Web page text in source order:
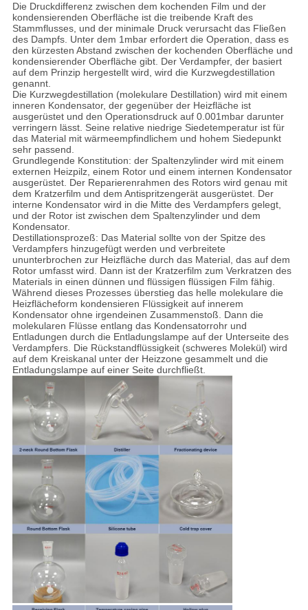
Die Druckdifferenz zwischen dem kochenden Film und der
kondensierenden Oberfläche ist die treibende Kraft des
Stammflusses, und der minimale Druck verursacht das Fließen
des Dampfs. Unter dem 1mbar erfordert die Operation, dass es
den kürzesten Abstand zwischen der kochenden Oberfläche und
kondensierender Oberfläche gibt. Der Verdampfer, der basiert
auf dem Prinzip hergestellt wird, wird die Kurzwegdestillation
genannt.
Die Kurzwegdestillation (molekulare Destillation) wird mit einem
inneren Kondensator, der gegenüber der Heizfläche ist
ausgerüstet und den Operationsdruck auf 0.001mbar darunter
verringern lässt. Seine relative niedrige Siedetemperatur ist für
das Material mit wärmeempfindlichem und hohem Siedepunkt
sehr passend.
Grundlegende Konstitution: der Spaltenzylinder wird mit einem
externen Heizpilz, einem Rotor und einem internen Kondensator
ausgerüstet. Der Reparierenrahmen des Rotors wird genau mit
dem Kratzerfilm und dem Antispritzengerät ausgerüstet. Der
interne Kondensator wird in die Mitte des Verdampfers gelegt,
und der Rotor ist zwischen dem Spaltenzylinder und dem
Kondensator.
Destillationsprozeß: Das Material sollte von der Spitze des
Verdampfers hinzugefügt werden und verbreitete
ununterbrochen zur Heizfläche durch das Material, das auf dem
Rotor umfasst wird. Dann ist der Kratzerfilm zum Verkratzen des
Materials in einen dünnen und flüssigen flüssigen Film fähig.
Während dieses Prozesses überstieg das helle molekulare die
Heizflächeform kondensieren Flüssigkeit auf innerem
Kondensator ohne irgendeinen Zusammenstoß. Dann die
molekularen Flüsse entlang das Kondensatorrohr und
Entladungen durch die Entladungslampe auf der Unterseite des
Verdampfers. Die Rückstandflüssigkeit (schweres Molekül) wird
auf dem Kreiskanal unter der Heizzone gesammelt und die
Entladungslampe auf einer Seite durchfließt.